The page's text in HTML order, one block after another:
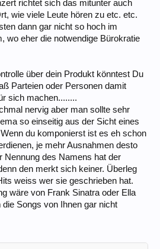
richtet sich das mitunter auch
wie viele Leute hören zu etc. etc.
dann gar nicht so hoch im
wo eher die notwendige Bürokratie
über dein Produkt könntest Du
Parteien oder Personen damit
sich machen........
nervig aber man sollte sehr
so einseitig aus der Sicht eines
du komponierst ist es eh schon
je mehr Ausnahmen desto
Nennung des Namens hat der
den merkt sich keiner. Überleg
weiss wer sie geschrieben hat.
wäre von Frank Sinatra oder Ella
Songs von Ihnen gar nicht